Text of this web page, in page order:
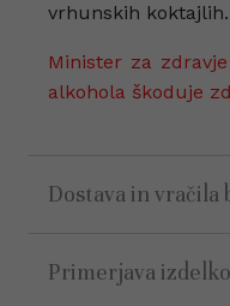
vrhunskih koktajlih.
Minister za
alkohola škoduje
Dostava in vračila
Primerjava